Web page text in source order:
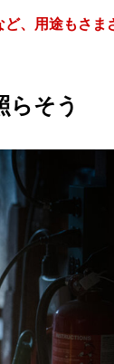
ど、用途もさま
らそう